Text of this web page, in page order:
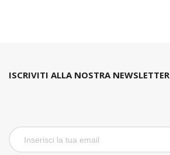
ISCRIVITI ALLA NOSTRA NEWSLETTER